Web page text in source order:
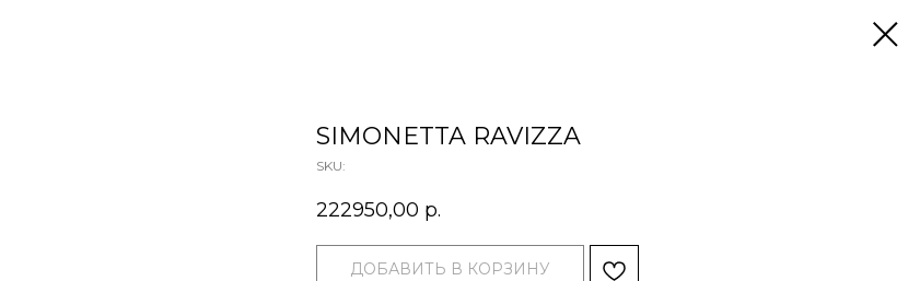
SIMONETTA RAVIZZA
SKU:
222950,00 р.
ДОБАВИТЬ В КОРЗИНУ